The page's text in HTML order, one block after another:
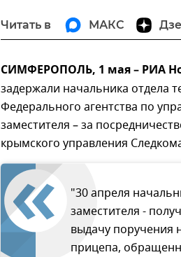
Читать в МАКС
СИМФЕРОПОЛЬ, 1 мая – РИА
задержали начальника отдела
Федерального агентства по
заместителя – за
крымского управления
"30 апреля
заместителя -
выдачу поручения
прицепа,